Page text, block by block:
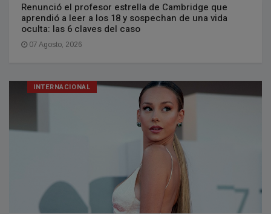
Renunció el profesor estrella de Cambridge que
aprendió a leer a los 18 y sospechan de una vida
oculta: las 6 claves del caso
07 Agosto, 2026
INTERNACIONAL